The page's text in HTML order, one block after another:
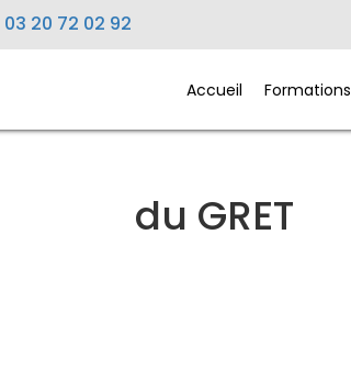
03 20 72 02 92
Accueil Formations
du GRET